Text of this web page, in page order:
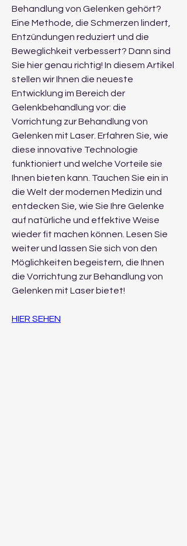
Behandlung von Gelenken gehört?
Eine Methode, die Schmerzen lindert,
Entzündungen reduziert und die
Beweglichkeit verbessert? Dann sind
Sie hier genau richtig! In diesem Artikel
stellen wir Ihnen die neueste
Entwicklung im Bereich der
Gelenkbehandlung vor: die
Vorrichtung zur Behandlung von
Gelenken mit Laser. Erfahren Sie, wie
diese innovative Technologie
funktioniert und welche Vorteile sie
Ihnen bieten kann. Tauchen Sie ein in
die Welt der modernen Medizin und
entdecken Sie, wie Sie Ihre Gelenke
auf natürliche und effektive Weise
wieder fit machen können. Lesen Sie
weiter und lassen Sie sich von den
Möglichkeiten begeistern, die Ihnen
die Vorrichtung zur Behandlung von
Gelenken mit Laser bietet!
HIER SEHEN